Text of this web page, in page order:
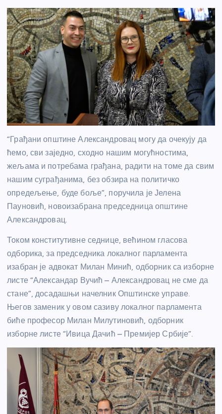
“Грађани општине Александровац могу да очекују да
ћемо, сви заједно, сходно нашим могућностима,
жељама и потребама грађана, радити на томе да свим
нашим суграђанима, без обзира на политичко
опредељење, буде боље”, поручила је Јелена
Пауновић, новоизабрана председница општине
Александровац.
Током конститутивне седнице, већином гласова
одборика, за председника локалног парламента
изабран је адвокат Милан Минић, одборник са изборне
листе “Александар Вучић – Александровац не сме да
стане”, досадашњи начелник Општинске управе.
Његов заменик у овом сазиву локалног парламента
биће професор Милан Милутиновић, одборник
изборне листе “Ивица Дачић – Премијер Србије”.